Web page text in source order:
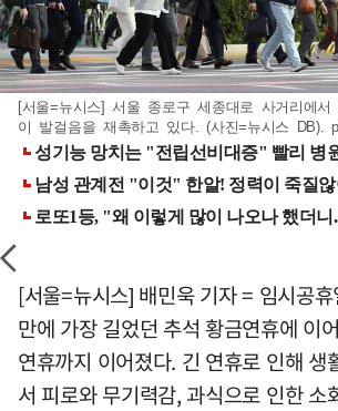
[서울=뉴시스] 서울 종로구 세종대로 사거리에
이 발걸음을 재촉하고 있다. (사진=뉴시스 DB).
[서울=뉴시스] 배민욱 기자 = 임시공
만에 가장 길었던 추석 황금연휴에 이
연휴까지 이어졌다. 긴 연휴로 인해 생
서 피로와 무기력감, 과식으로 인한 소